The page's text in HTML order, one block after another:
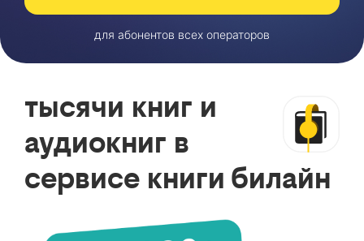
для абонентов всех операторов
тысячи книг и
аудиокниг в
сервисе книги билайн